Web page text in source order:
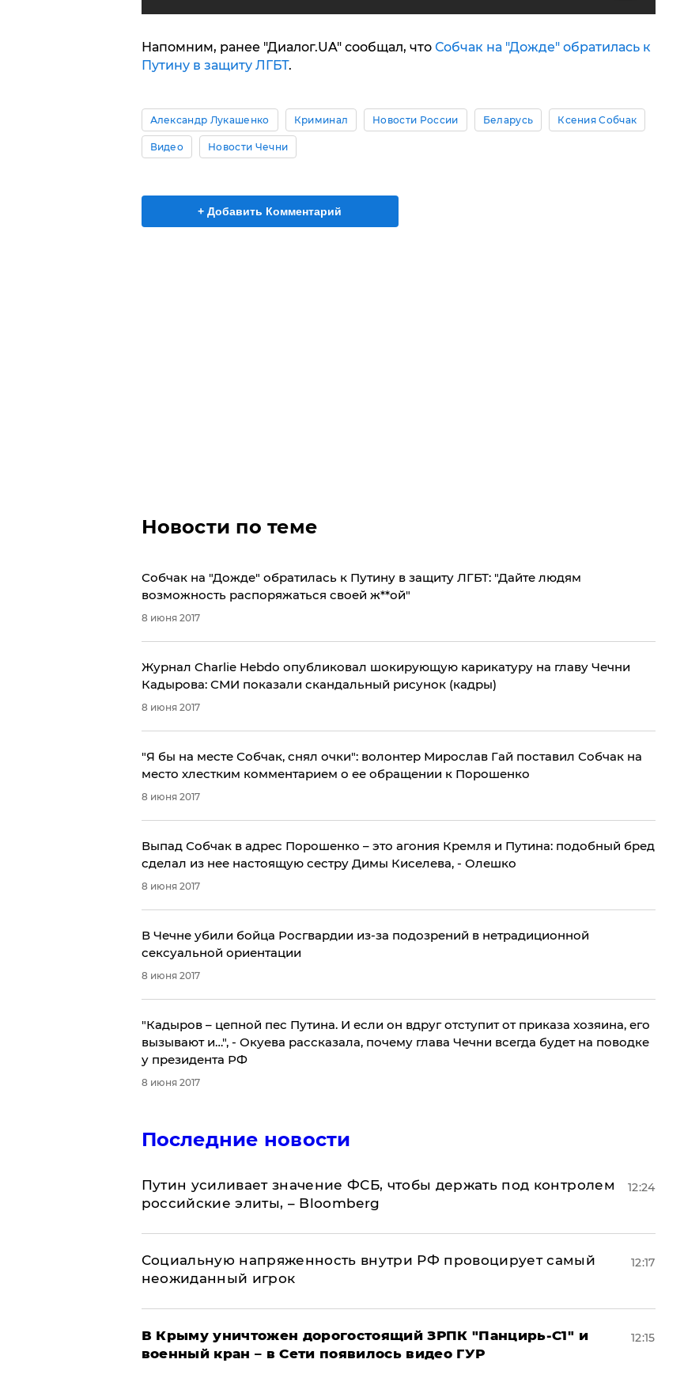
Напомним, ранее "Диалог.UA" сообщал, что Собчак на "Дожде" обратилась к
Путину в защиту ЛГБТ.
Александр Лукашенко Криминал Новости России Беларусь Ксения Собчак
Видео Новости Чечни
+ Добавить Комментарий
Новости по теме
Собчак на "Дожде" обратилась к Путину в защиту ЛГБТ: "Дайте людям
возможность распоряжаться своей ж**ой"
8 июня 2017
Журнал Charlie Hebdo опубликовал шокирующую карикатуру на главу Чечни
Кадырова: СМИ показали скандальный рисунок (кадры)
8 июня 2017
"Я бы на месте Собчак, снял очки": волонтер Мирослав Гай поставил Собчак на
место хлестким комментарием о ее обращении к Порошенко
8 июня 2017
Выпад Собчак в адрес Порошенко – это агония Кремля и Путина: подобный бред
сделал из нее настоящую сестру Димы Киселева, - Олешко
8 июня 2017
В Чечне убили бойца Росгвардии из-за подозрений в нетрадиционной
сексуальной ориентации
8 июня 2017
"Кадыров – цепной пес Путина. И если он вдруг отступит от приказа хозяина, его
вызывают и…", - Окуева рассказала, почему глава Чечни всегда будет на поводке
у президента РФ
8 июня 2017
Последние новости
Путин усиливает значение ФСБ, чтобы держать под контролем
российские элиты, – Bloomberg
12:24
Социальную напряженность внутри РФ провоцирует самый
неожиданный игрок
12:17
В Крыму уничтожен дорогостоящий ЗРПК "Панцирь-С1" и
военный кран – в Сети появилось видео ГУР
12:15